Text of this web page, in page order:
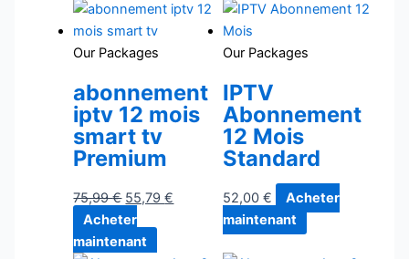
Our Packages
abonnement
iptv 12 mois
smart tv
Premium
75,99€ 55,79€
Acheter
maintenant
Our Packages
IPTV
Abonnement
12 Mois
Standard
52,00 €
Acheter
maintenant